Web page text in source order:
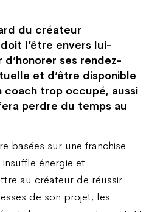
du créateur
l’être envers lui-
ses rendez-
et d’être disponible
coach trop occupé, aussi
perdre du temps au
basées sur une franchise
énergie et
au créateur de réussir
de son projet, les